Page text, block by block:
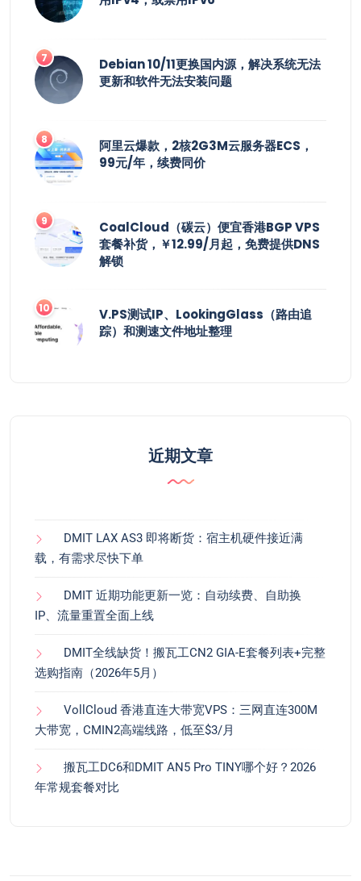
Debian 10/11更换国内源，解决系统无法
更新和软件无法安装问题
阿里云爆款，2核2G3M云服务器ECS，
99元/年，续费同价
CoalCloud（碳云）便宜香港BGP VPS
套餐补货，￥12.99/月起，免费提供DNS
解锁
V.PS测试IP、LookingGlass（路由追
踪）和测速文件地址整理
近期文章
DMIT LAX AS3 即将断货：宿主机硬件接近满
载，有需求尽快下单
DMIT 近期功能更新一览：自动续费、自助换
IP、流量重置全面上线
DMIT全线缺货！搬瓦工CN2 GIA-E套餐列表+完整
选购指南（2026年5月）
VollCloud 香港直连大带宽VPS：三网直连300M
大带宽，CMIN2高端线路，低至$3/月
搬瓦工DC6和DMIT AN5 Pro TINY哪个好？2026
年常规套餐对比